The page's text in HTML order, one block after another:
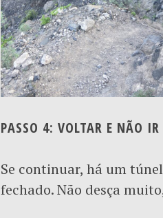
PASSO 4: VOLTAR E NÃO
Se continuar, há um
fechado. Não desça